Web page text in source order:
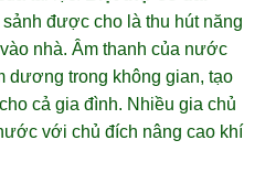
được cho là thu hút năng
nhà. Âm thanh của nước
dương trong không gian, tạo
cả gia đình. Nhiều gia chủ
với chủ đích nâng cao khí